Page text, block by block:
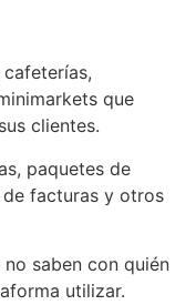
que
clientes.
paquetes de
facturas y otros
saben con quién
utilizar.